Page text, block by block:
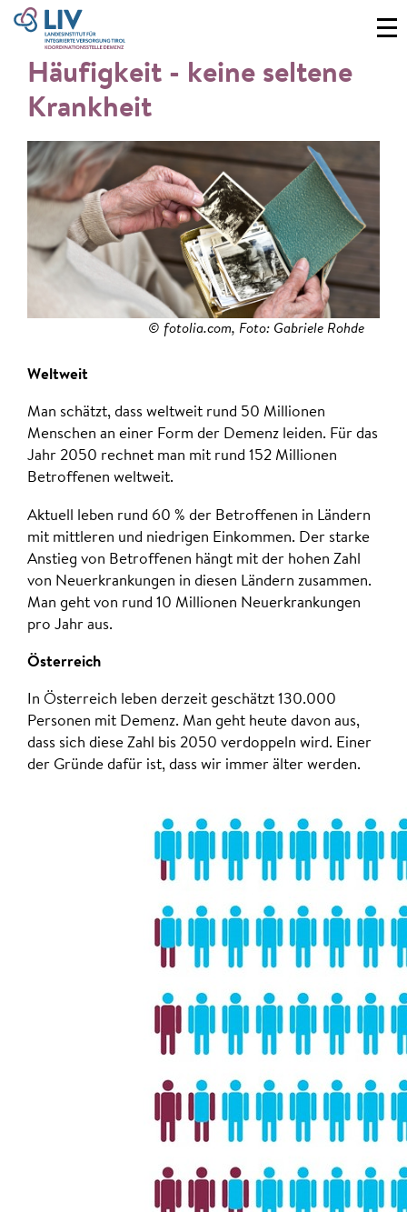
Häufigkeit - keine seltene
Krankheit
© fotolia.com, Foto: Gabriele Rohde
Weltweit
Man schätzt, dass weltweit rund 50 Millionen
Menschen an einer Form der Demenz leiden. Für das
Jahr 2050 rechnet man mit rund 152 Millionen
Betroffenen weltweit.
Aktuell leben rund 60 % der Betroffenen in Ländern
mit mittleren und niedrigen Einkommen. Der starke
Anstieg von Betroffenen hängt mit der hohen Zahl
von Neuerkrankungen in diesen Ländern zusammen.
Man geht von rund 10 Millionen Neuerkrankungen
pro Jahr aus.
Österreich
In Österreich leben derzeit geschätzt 130.000
Personen mit Demenz. Man geht heute davon aus,
dass sich diese Zahl bis 2050 verdoppeln wird. Einer
der Gründe dafür ist, dass wir immer älter werden.